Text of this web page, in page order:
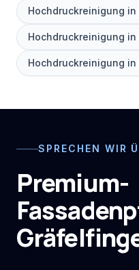
Hochdruckreinigung
Hochdruckreinigung
Hochdruckreinigung
SPRECHEN WIR
Premium-